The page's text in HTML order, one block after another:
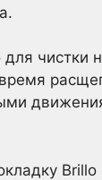
для чистки